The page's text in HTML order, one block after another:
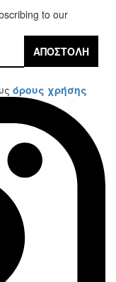
to our
ΑΠΟΣΤΟΛΉ
όρους χρήσης